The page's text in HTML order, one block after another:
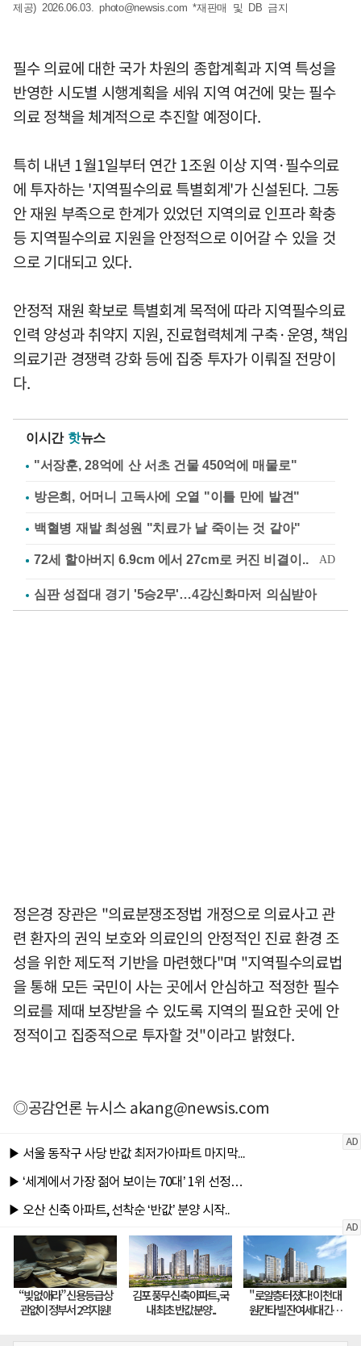
제공) 2026.06.03.photo@newsis.com *재판매 및 DB 금지
필수 의료에 대한 국가 차원의 종합계획과 지역 특성을
반영한 시도별 시행계획을 세워 지역 여건에 맞는 필수
의료 정책을 체계적으로 추진할 예정이다.
특히 내년 1월1일부터 연간 1조원 이상 지역·필수의료
에 투자하는 '지역필수의료 특별회계'가 신설된다. 그동
안 재원 부족으로 한계가 있었던 지역의료 인프라 확충
등 지역필수의료 지원을 안정적으로 이어갈 수 있을 것
으로 기대되고 있다.
안정적 재원 확보로 특별회계 목적에 따라 지역필수의료
인력 양성과 취약지 지원, 진료협력체계 구축·운영, 책임
의료기관 경쟁력 강화 등에 집중 투자가 이뤄질 전망이
다.
이시간 핫뉴스
"서장훈, 28억에 산 서초 건물 450억에 매물로"
방은희, 어머니 고독사에 오열 "이틀 만에 발견"
백혈병 재발 최성원 "치료가 날 죽이는 것 같아"
심판 성접대 경기 '5승2무'…4강신화마저 의심받아
정은경 장관은 "의료분쟁조정법 개정으로 의료사고 관
련 환자의 권익 보호와 의료인의 안정적인 진료 환경 조
성을 위한 제도적 기반을 마련했다"며 "지역필수의료법
을 통해 모든 국민이 사는 곳에서 안심하고 적정한 필수
의료를 제때 보장받을 수 있도록 지역의 필요한 곳에 안
정적이고 집중적으로 투자할 것"이라고 밝혔다.
◎공감언론 뉴시스akang@newsis.com